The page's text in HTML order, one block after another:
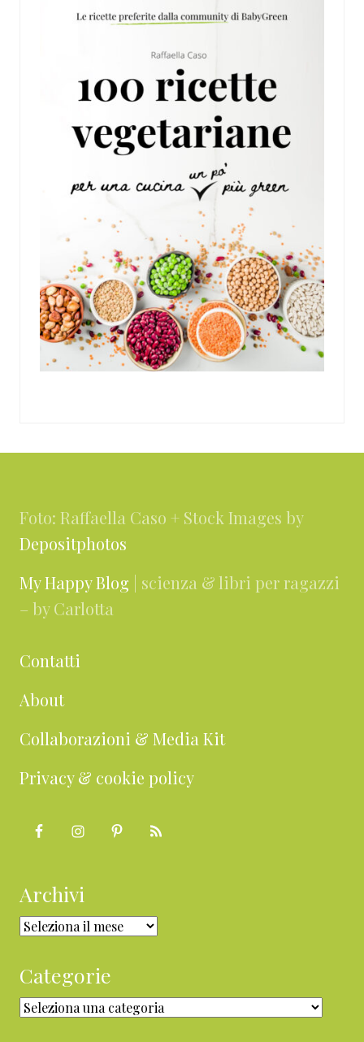
Foto: Raffaella Caso + Stock Images by
Depositphotos
My Happy Blog | scienza & libri per ragazzi
– by Carlotta
Contatti
About
Collaborazioni & Media Kit
Privacy & cookie policy
Archivi
Archivi
Categorie
Categorie